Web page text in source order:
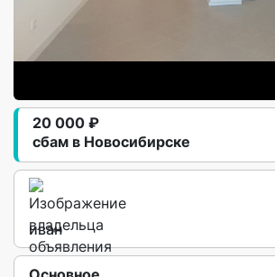
сбам в Новосибирске
20 000 ₽
иван